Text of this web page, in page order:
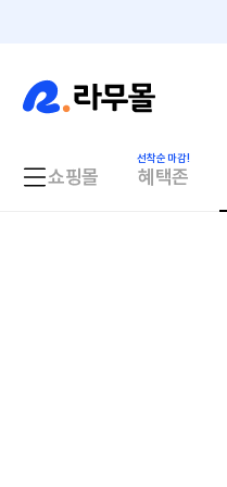
쇼핑몰 혜택존